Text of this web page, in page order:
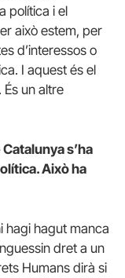
política i el
això estem, per
d’interessos o
I aquest és el
un altre
s’ha
Això ha
hagi hagut manca
dret a un
Humans dirà si